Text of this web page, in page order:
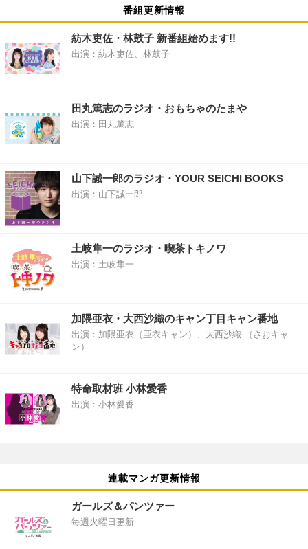
番組更新情報
紡木吏佐・林鼓子 新番組始めます!!
出演：紡木吏佐、林鼓子
田丸篤志のラジオ・おもちゃのたまや
出演：田丸篤志
山下誠一郎のラジオ・YOUR SEICHI BOOKS
出演：山下誠一郎
土岐隼一のラジオ・喫茶トキノワ
出演：土岐隼一
加隈亜衣・大西沙織のキャン丁目キャン番地
出演：加隈亜衣（亜衣キャン）、大西沙織 （さおキャ
ン）
特命取材班 小林愛香
出演：小林愛香
連載マンガ更新情報
ガールズ＆パンツァー
毎週火曜日更新